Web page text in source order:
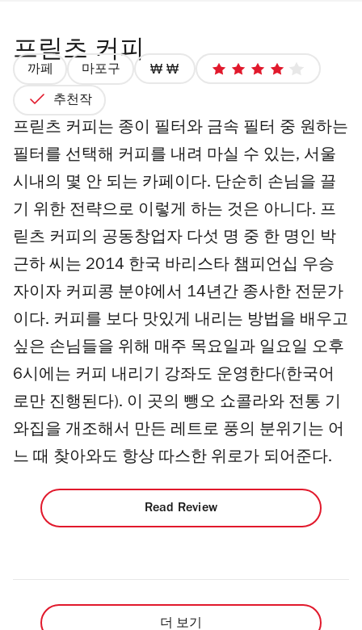
프릳츠 커피
까페 마포구
가
4
별
점
5
추천작
프릳츠 커피는 종이 필터와 금속 필터 중 원하는
필터를 선택해 커피를 내려 마실 수 있는, 서울
시내의 몇 안 되는 카페이다. 단순히 손님을 끌
기 위한 전략으로 이렇게 하는 것은 아니다. 프
릳츠 커피의 공동창업자 다섯 명 중 한 명인 박
근하 씨는 2014 한국 바리스타 챔피언십 우승
자이자 커피콩 분야에서 14년간 종사한 전문가
이다. 커피를 보다 맛있게 내리는 방법을 배우고
싶은 손님들을 위해 매주 목요일과 일요일 오후
6시에는 커피 내리기 강좌도 운영한다(한국어
로만 진행된다). 이 곳의 뺑오 쇼콜라와 전통 기
와집을 개조해서 만든 레트로 풍의 분위기는 어
느 때 찾아와도 항상 따스한 위로가 되어준다.
Read Review
더 보기